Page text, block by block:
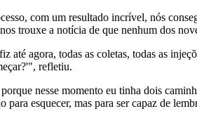
com um resultado incrível, nós
trouxe a notícia de que nenhum dos
agora, todas as coletas, todas as
refletiu.
nesse momento eu tinha dois
para esquecer, mas para ser capaz de